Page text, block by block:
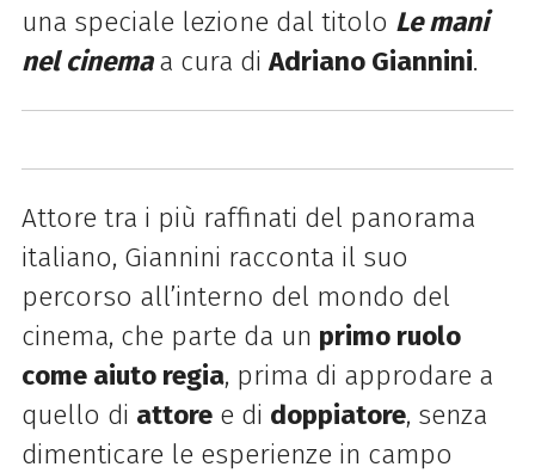
una speciale lezione dal titolo Le mani
nel cinemaa cura diAdriano Giannini.
Attore tra i più raffinati del panorama
italiano, Giannini racconta il suo
percorso all’interno del mondo del
cinema, che parte da un primo ruolo
come aiuto regia, prima di approdare a
quello di attoree di doppiatore, senza
dimenticare le esperienze in campo